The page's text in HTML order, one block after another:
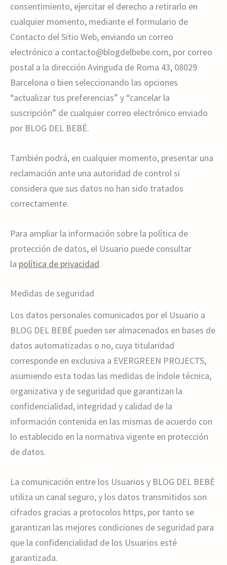
consentimiento, ejercitar el derecho a retirarlo en
cualquier momento, mediante el formulario de
Contacto del Sitio Web, enviando un correo
electrónico a contacto@blogdelbebe.com, por correo
postal a la dirección Avinguda de Roma 43, 08029
Barcelona o bien seleccionando las opciones
“actualizar tus preferencias” y “cancelar la
suscripción” de cualquier correo electrónico enviado
por BLOG DEL BEBÉ.
También podrá, en cualquier momento, presentar una
reclamación ante una autoridad de control si
considera que sus datos no han sido tratados
correctamente.
Para ampliar la información sobre la política de
protección de datos, el Usuario puede consultar
la política de privacidad.
Medidas de seguridad
Los datos personales comunicados por el Usuario a
BLOG DEL BEBÉ pueden ser almacenados en bases de
datos automatizadas o no, cuya titularidad
corresponde en exclusiva a EVERGREEN PROJECTS,
asumiendo esta todas las medidas de índole técnica,
organizativa y de seguridad que garantizan la
confidencialidad, integridad y calidad de la
información contenida en las mismas de acuerdo con
lo establecido en la normativa vigente en protección
de datos.
La comunicación entre los Usuarios y BLOG DEL BEBÉ
utiliza un canal seguro, y los datos transmitidos son
cifrados gracias a protocolos https, por tanto se
garantizan las mejores condiciones de seguridad para
que la confidencialidad de los Usuarios esté
garantizada.